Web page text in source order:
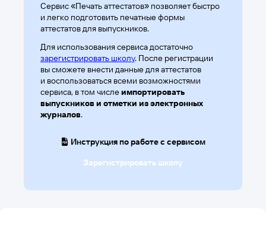
ВОЗМОЖНОСТИ
Образовательным организациям
Обучающимся и родителям
Органам управления
ДОКУМЕНТЫ
Политика конфиденциальности
Сервис «Печать аттестатов» позволяет быстро
и легко подготовить печатные формы
аттестатов для выпускников.
Для использования сервиса достаточно
зарегистрировать школу. После регистрации
вы сможете внести данные для аттестатов
и воспользоваться всеми возможностями
сервиса, в том числеимпортировать
выпускников и отметки из электронных
журналов.
Инструкция по работе с сервисом
Зарегистрировать школу